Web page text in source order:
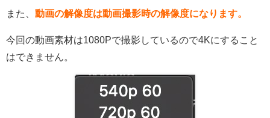
また、 動画の解像度は動画撮影時の解像度になります。
今回の動画素材は1080Pで撮影しているので4Kにすること
はできません。